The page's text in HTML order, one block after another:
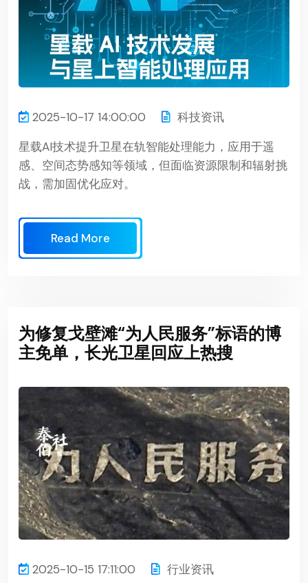
2025-10-17 14:00:00
科技资讯
星载AI技术提升卫星在轨智能处理能力，应用于遥
感、空间态势感知等领域，但面临资源限制和辐射挑
战，需加固优化应对。
Read More
为修复戈壁滩“为人民服务”标语的博
主免单，长光卫星回应上热搜
2025-10-15 17:11:00
行业资讯